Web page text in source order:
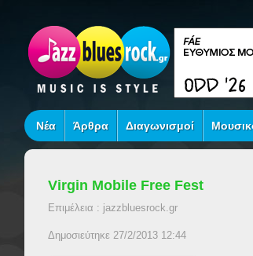
Νέα Άρθρα Διαγωνισμοί
Virgin Mobile Free Fest
Επιμέλεια : jazzbluesrock.gr
Δημοσιεύτηκε 27/2/2013 12:44